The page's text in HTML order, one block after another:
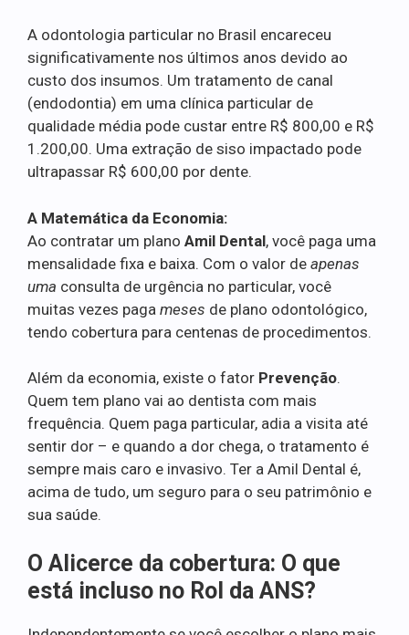
A odontologia particular no Brasil encareceu
significativamente nos últimos anos devido ao
custo dos insumos. Um tratamento de canal
(endodontia) em uma clínica particular de
qualidade média pode custar entre R$ 800,00 e R$
1.200,00. Uma extração de siso impactado pode
ultrapassar R$ 600,00 por dente.
A Matemática da Economia:
Ao contratar um plano Amil Dental, você paga uma
mensalidade fixa e baixa. Com o valor de apenas
uma consulta de urgência no particular, você
muitas vezes paga meses de plano odontológico,
tendo cobertura para centenas de procedimentos.
Além da economia, existe o fator Prevenção.
Quem tem plano vai ao dentista com mais
frequência. Quem paga particular, adia a visita até
sentir dor – e quando a dor chega, o tratamento é
sempre mais caro e invasivo. Ter a Amil Dental é,
acima de tudo, um seguro para o seu patrimônio e
sua saúde.
O Alicerce da cobertura: O que
está incluso no Rol da ANS?